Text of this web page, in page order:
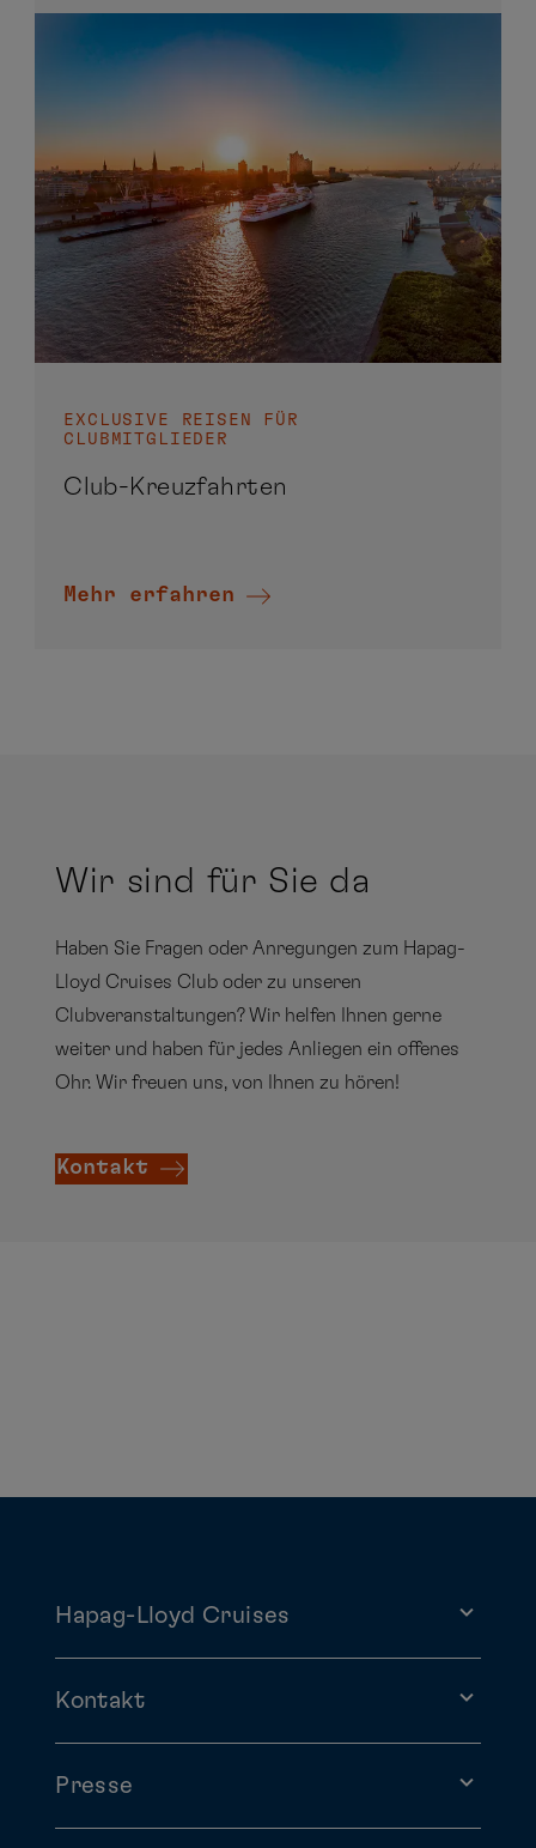
EXCLUSIVE REISEN FÜR
CLUBMITGLIEDER
Club-Kreuzfahrten
Mehr erfahren
Wir sind für Sie da
Haben Sie Fragen oder Anregungen zum Hapag-
Lloyd Cruises Club oder zu unseren
Clubveranstaltungen? Wir helfen Ihnen gerne
weiter und haben für jedes Anliegen ein offenes
Ohr. Wir freuen uns, von Ihnen zu hören!
Kontakt
Hapag-Lloyd Cruises
Kontakt
Presse